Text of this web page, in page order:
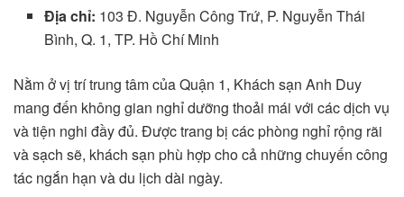
Địa chỉ: 103 Đ. Nguyễn Công Trứ, P. Nguyễn Thái
Bình, Q. 1, TP. Hồ Chí Minh
Nằm ở vị trí trung tâm của Quận 1, Khách sạn Anh Duy
mang đến không gian nghỉ dưỡng thoải mái với các dịch vụ
và tiện nghi đầy đủ. Được trang bị các phòng nghỉ rộng rãi
và sạch sẽ, khách sạn phù hợp cho cả những chuyến công
tác ngắn hạn và du lịch dài ngày.